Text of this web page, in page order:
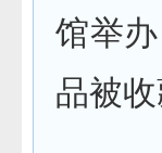
馆举
品被收